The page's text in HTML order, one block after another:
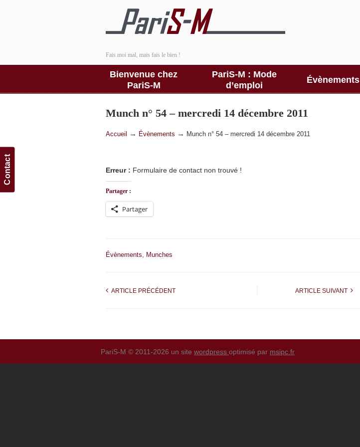
Contact
Fais moi mal, mais fais le bien !
Bienvenue chez
PariS-M
PariS-M : Mode
d’emploi
Évènements
Munch n° 54 – mercredi 14 décembre 2011
Accueil → Évènements → Munch n° 54 – mercredi 14 décembre 2011
Erreur : Formulaire de contact non trouvé !
Partager :
Partager
Évènements, Munches
ARTICLE PRÉCÉDENT ARTICLE SUIVANT
PariS-M © 2011-2026 un site wordpress optimisé par msipc.fr